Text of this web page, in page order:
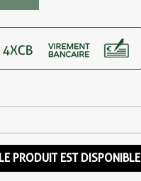
PRODUIT EST DISPONIBLE